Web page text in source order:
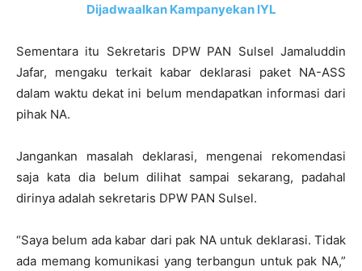
Dijadwaalkan Kampanyekan IYL
Sementara itu Sekretaris DPW PAN Sulsel Jamaluddin
Jafar, mengaku terkait kabar deklarasi paket NA-ASS
dalam waktu dekat ini belum mendapatkan informasi dari
pihak NA.
Jangankan masalah deklarasi, mengenai rekomendasi
saja kata dia belum dilihat sampai sekarang, padahal
dirinya adalah sekretaris DPW PAN Sulsel.
“Saya belum ada kabar dari pak NA untuk deklarasi. Tidak
ada memang komunikasi yang terbangun untuk pak NA,”